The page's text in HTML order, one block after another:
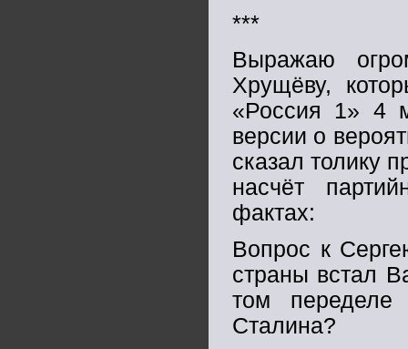
***
Выражаю
Хрущёву,
«Россия 1» 4
версии о
сказал толику
насчёт
фактах:
Вопрос к
страны встал
том переделе
Сталина?